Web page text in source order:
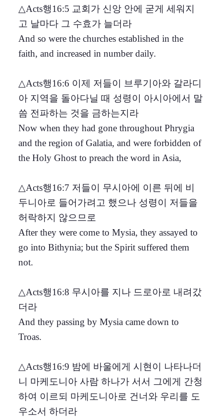
△Acts행16:5 교회가 신앙 안에 굳게 세워지
고 날마다 그 수효가 늘더라
And so were the churches established in the
faith, and increased in number daily.
△Acts행16:6 이제 저들이 브루기아와 갈라디
아 지역을 돌아다닐 때 성령이 아시아에서 말
씀 전파하는 것을 금하는지라
Now when they had gone throughout Phrygia
and the region of Galatia, and were forbidden of
the Holy Ghost to preach the word in Asia,
△Acts행16:7 저들이 무시아에 이른 뒤에 비
두니아로 들어가려고 했으나 성령이 저들을
허락하지 않으므로
After they were come to Mysia, they assayed to
go into Bithynia; but the Spirit suffered them
not.
△Acts행16:8 무시아를 지나 드로아로 내려갔
더라
And they passing by Mysia came down to
Troas.
△Acts행16:9 밤에 바울에게 시현이 나타나더
니 마케도니아 사람 하나가 서서 그에게 간청
하여 이르되 마케도니아로 건너와 우리를 도
우소서 하더라